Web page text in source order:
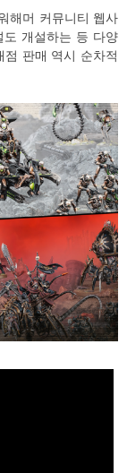
해머 커뮤니티 웹사
도 개설하는 등 다양
판매 역시 순차적